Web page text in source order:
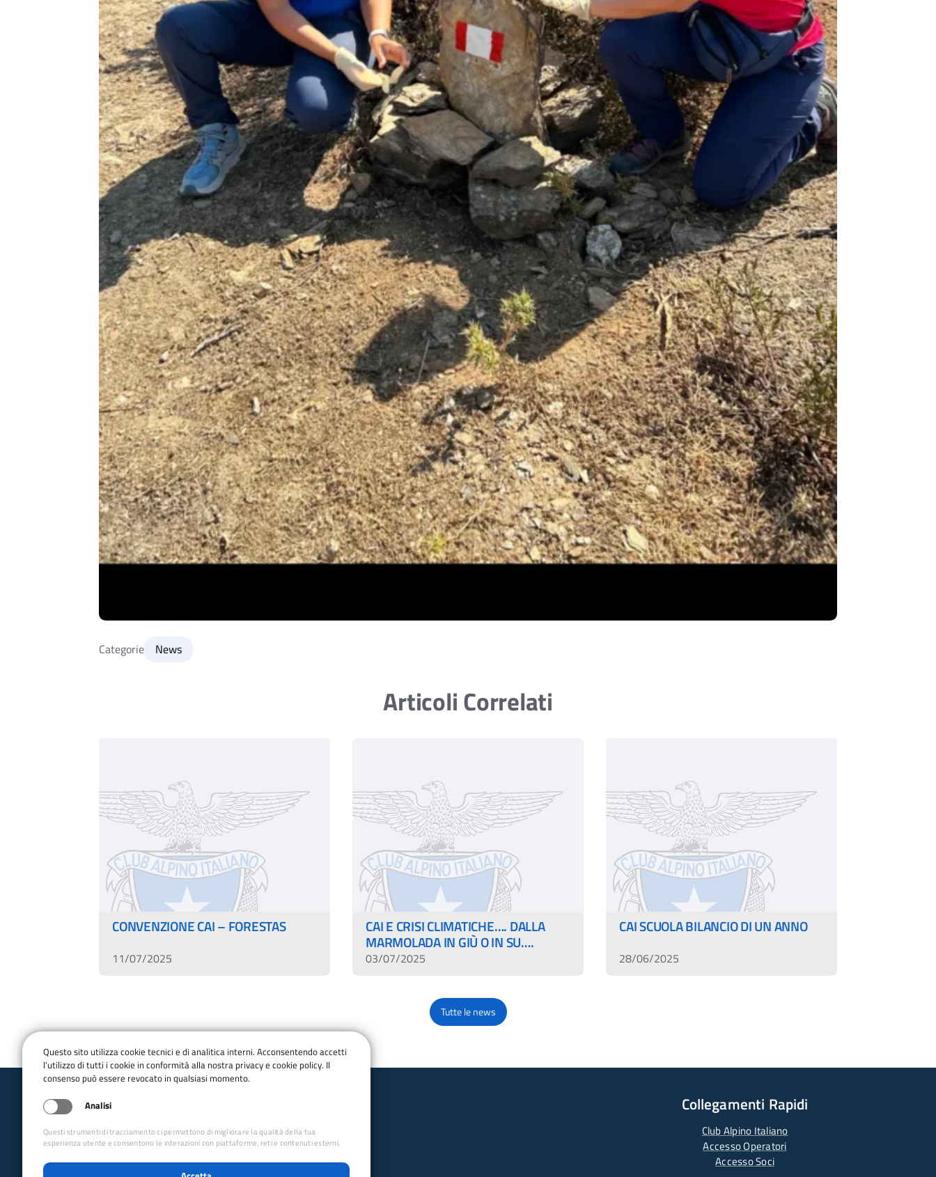
Categorie News
Articoli Correlati
CONVENZIONE CAI – FORESTAS
11/07/2025
CAI E CRISI CLIMATICHE…. DALLA
MARMOLADA IN GIÙ O IN SU….
03/07/2025
CAI SCUOLA BILANCIO DI UN ANNO
28/06/2025
Tutte le news
email:gr_cai_sardegna@cai.it
Tel:070667877
Collegamenti Rapidi
Club Alpino Italiano
Accesso Operatori
Accesso Soci
Questo sito utilizza cookie tecnici e di analitica interni. Acconsentendo accetti
l'utilizzo di tutti i cookie in conformità alla nostra privacy e cookie policy. Il
consenso può essere revocato in qualsiasi momento.
Analisi
Questi strumenti di tracciamento ci permettono di migliorare la qualità della tua
esperienza utente e consentono le interazioni con piattaforme, reti e contenuti esterni.